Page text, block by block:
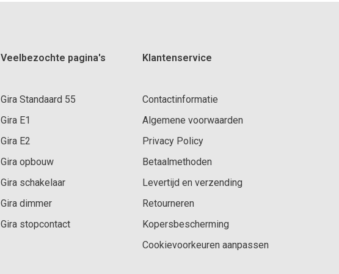
Veelbezochte pagina's
Gira Standaard 55
Gira E1
Gira E2
Gira opbouw
Gira schakelaar
Gira dimmer
Gira stopcontact
Klantenservice
Contactinformatie
Algemene voorwaarden
Privacy Policy
Betaalmethoden
Levertijd en verzending
Retourneren
Kopersbescherming
Cookievoorkeuren aanpassen